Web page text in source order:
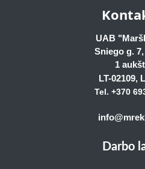
UAB
Sniego g.
1
LT-02109,
Tel. +370
Darbo